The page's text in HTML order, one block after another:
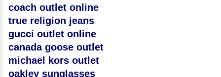
coach outlet online
true religion jeans
gucci outlet online
canada goose outlet
michael kors outlet
oakley sunglasses